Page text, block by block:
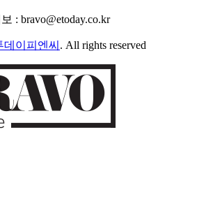
: bravo@etoday.co.kr
데이피엔씨 . All rights reserved